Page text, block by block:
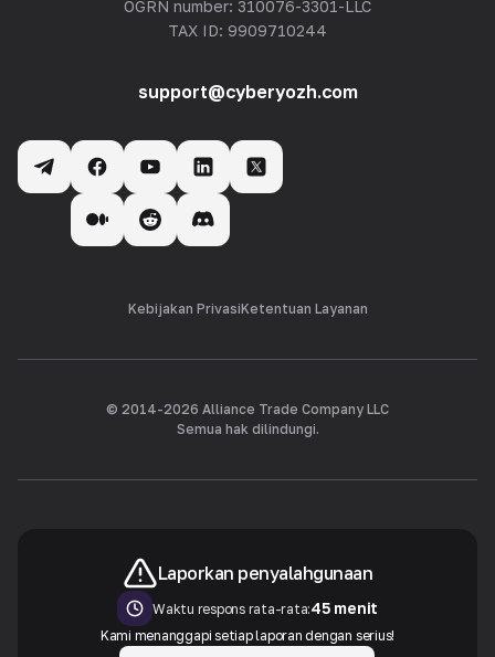
OGRN number: 310076-3301-LLC
TAX ID: 9909710244
support@cyberyozh.com
Kebijakan PrivasiKetentuan Layanan
© 2014-2026 Alliance Trade Company LLC
Semua hak dilindungi.
Laporkan penyalahgunaan
Waktu respons rata-rata:45 menit
Kami menanggapi setiap laporan dengan serius!